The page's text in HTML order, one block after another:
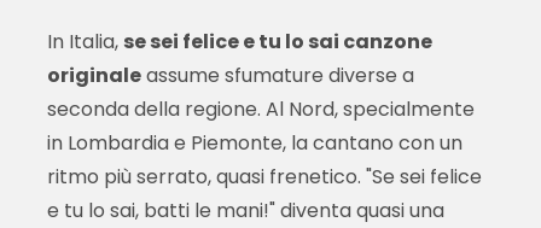
In Italia, se sei felice e tu lo sai canzone
originaleassume sfumature diverse a
seconda della regione. Al Nord, specialmente
in Lombardia e Piemonte, la cantano con un
ritmo più serrato, quasi frenetico. "Se sei felice
e tu lo sai, batti le mani!" diventa quasi una